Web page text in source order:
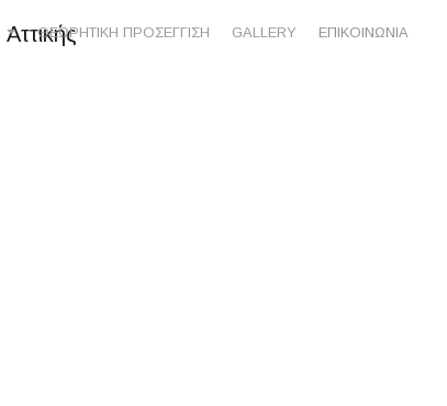
ΘΕΩΡΗΤΙΚΗ ΠΡΟΣΕΓΓΙΣΗ GALLERY ΕΠΙΚΟΙΝΩΝΙΑ